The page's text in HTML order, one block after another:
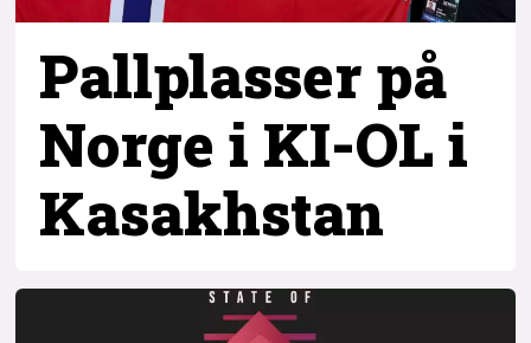
Pallplasser på
Norge i KI-OL i
Kasakhstan